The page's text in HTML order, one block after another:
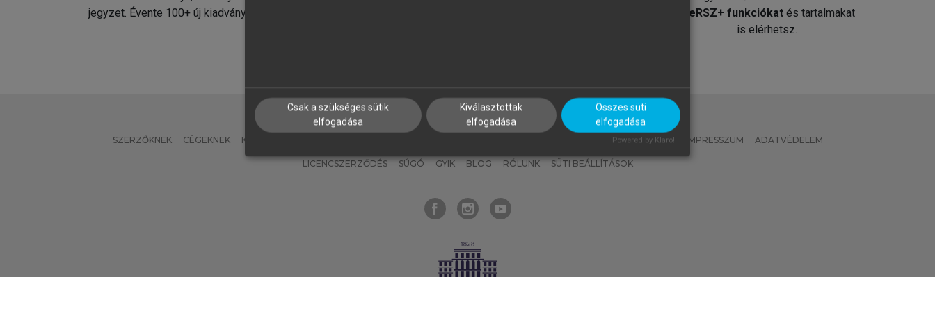
jegyzet. Évente 100+ új kiadvány.
MeRSZ+ funkciókat és tartalmakat
is elérhetsz.
SZERZŐKNEK CÉGEKNEK KÖNYVTÁROSOKNAK MI – ÁLTALÁNOS IRÁNYELVEK IMPRESSZUM ADATVÉDELEM
LICENCSZERZŐDÉS SÚGÓ GYIK BLOG RÓLUNK SÜTI BEÁLLÍTÁSOK
Csak a szükséges sütik
elfogadása
Kiválasztottak
elfogadása
Összes süti
elfogadása
Powered by Klaro!